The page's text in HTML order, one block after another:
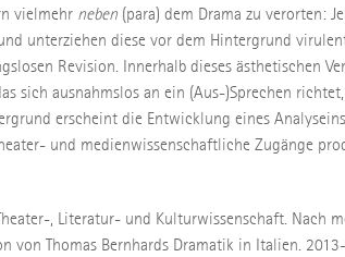
vielmehr neben (para) dem Drama zu verorten:
unterziehen diese vor dem Hintergrund
Revision. Innerhalb dieses ästhetischen
sich ausnahmslos an ein (Aus-)Sprechen
erscheint die Entwicklung eines
und medienwissenschaftliche Zugänge
, Literatur- und Kulturwissenschaft. Nach
von Thomas Bernhards Dramatik in Italien.